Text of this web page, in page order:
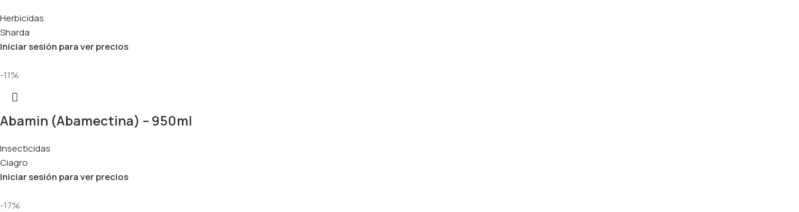
Herbicidas
Sharda
Iniciar sesión para ver precios
-11%
Abamin (Abamectina) – 950ml
Insecticidas
Ciagro
Iniciar sesión para ver precios
-17%